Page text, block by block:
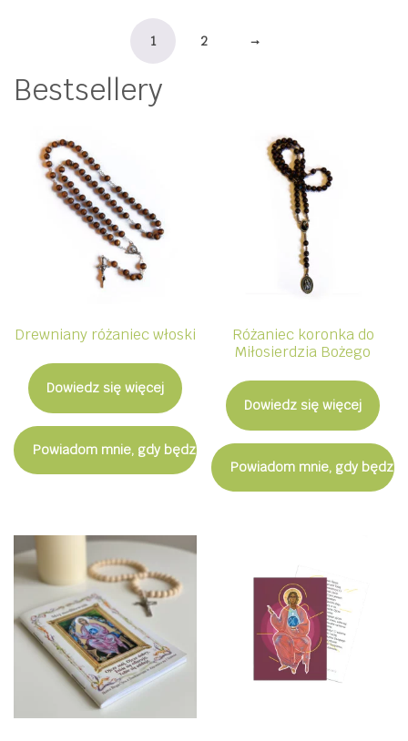
1 2 →
Bestsellery
Drewniany różaniec włoski
Dowiedz się więcej
Powiadom mnie, gdy będzie dostępny
Różaniec koronka do
Miłosierdzia Bożego
Dowiedz się więcej
Powiadom mnie, gdy